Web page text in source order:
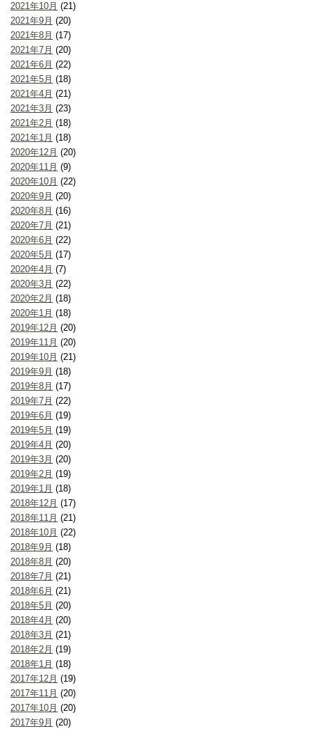
2021年10月 (21)
2021年9月 (20)
2021年8月 (17)
2021年7月 (20)
2021年6月 (22)
2021年5月 (18)
2021年4月 (21)
2021年3月 (23)
2021年2月 (18)
2021年1月 (18)
2020年12月 (20)
2020年11月 (9)
2020年10月 (22)
2020年9月 (20)
2020年8月 (16)
2020年7月 (21)
2020年6月 (22)
2020年5月 (17)
2020年4月 (7)
2020年3月 (22)
2020年2月 (18)
2020年1月 (18)
2019年12月 (20)
2019年11月 (20)
2019年10月 (21)
2019年9月 (18)
2019年8月 (17)
2019年7月 (22)
2019年6月 (19)
2019年5月 (19)
2019年4月 (20)
2019年3月 (20)
2019年2月 (19)
2019年1月 (18)
2018年12月 (17)
2018年11月 (21)
2018年10月 (22)
2018年9月 (18)
2018年8月 (20)
2018年7月 (21)
2018年6月 (21)
2018年5月 (20)
2018年4月 (20)
2018年3月 (21)
2018年2月 (19)
2018年1月 (18)
2017年12月 (19)
2017年11月 (20)
2017年10月 (20)
2017年9月 (20)